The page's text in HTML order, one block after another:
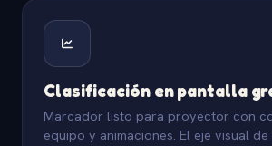
Clasificación en pantalla
Marcador listo para proyector con
equipo y animaciones. El eje visual